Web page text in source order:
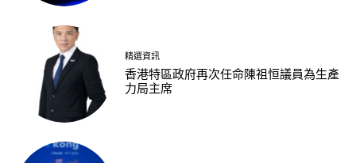
精選資訊
香港特區政府再次任命陳祖恒議員為生產
力局主席